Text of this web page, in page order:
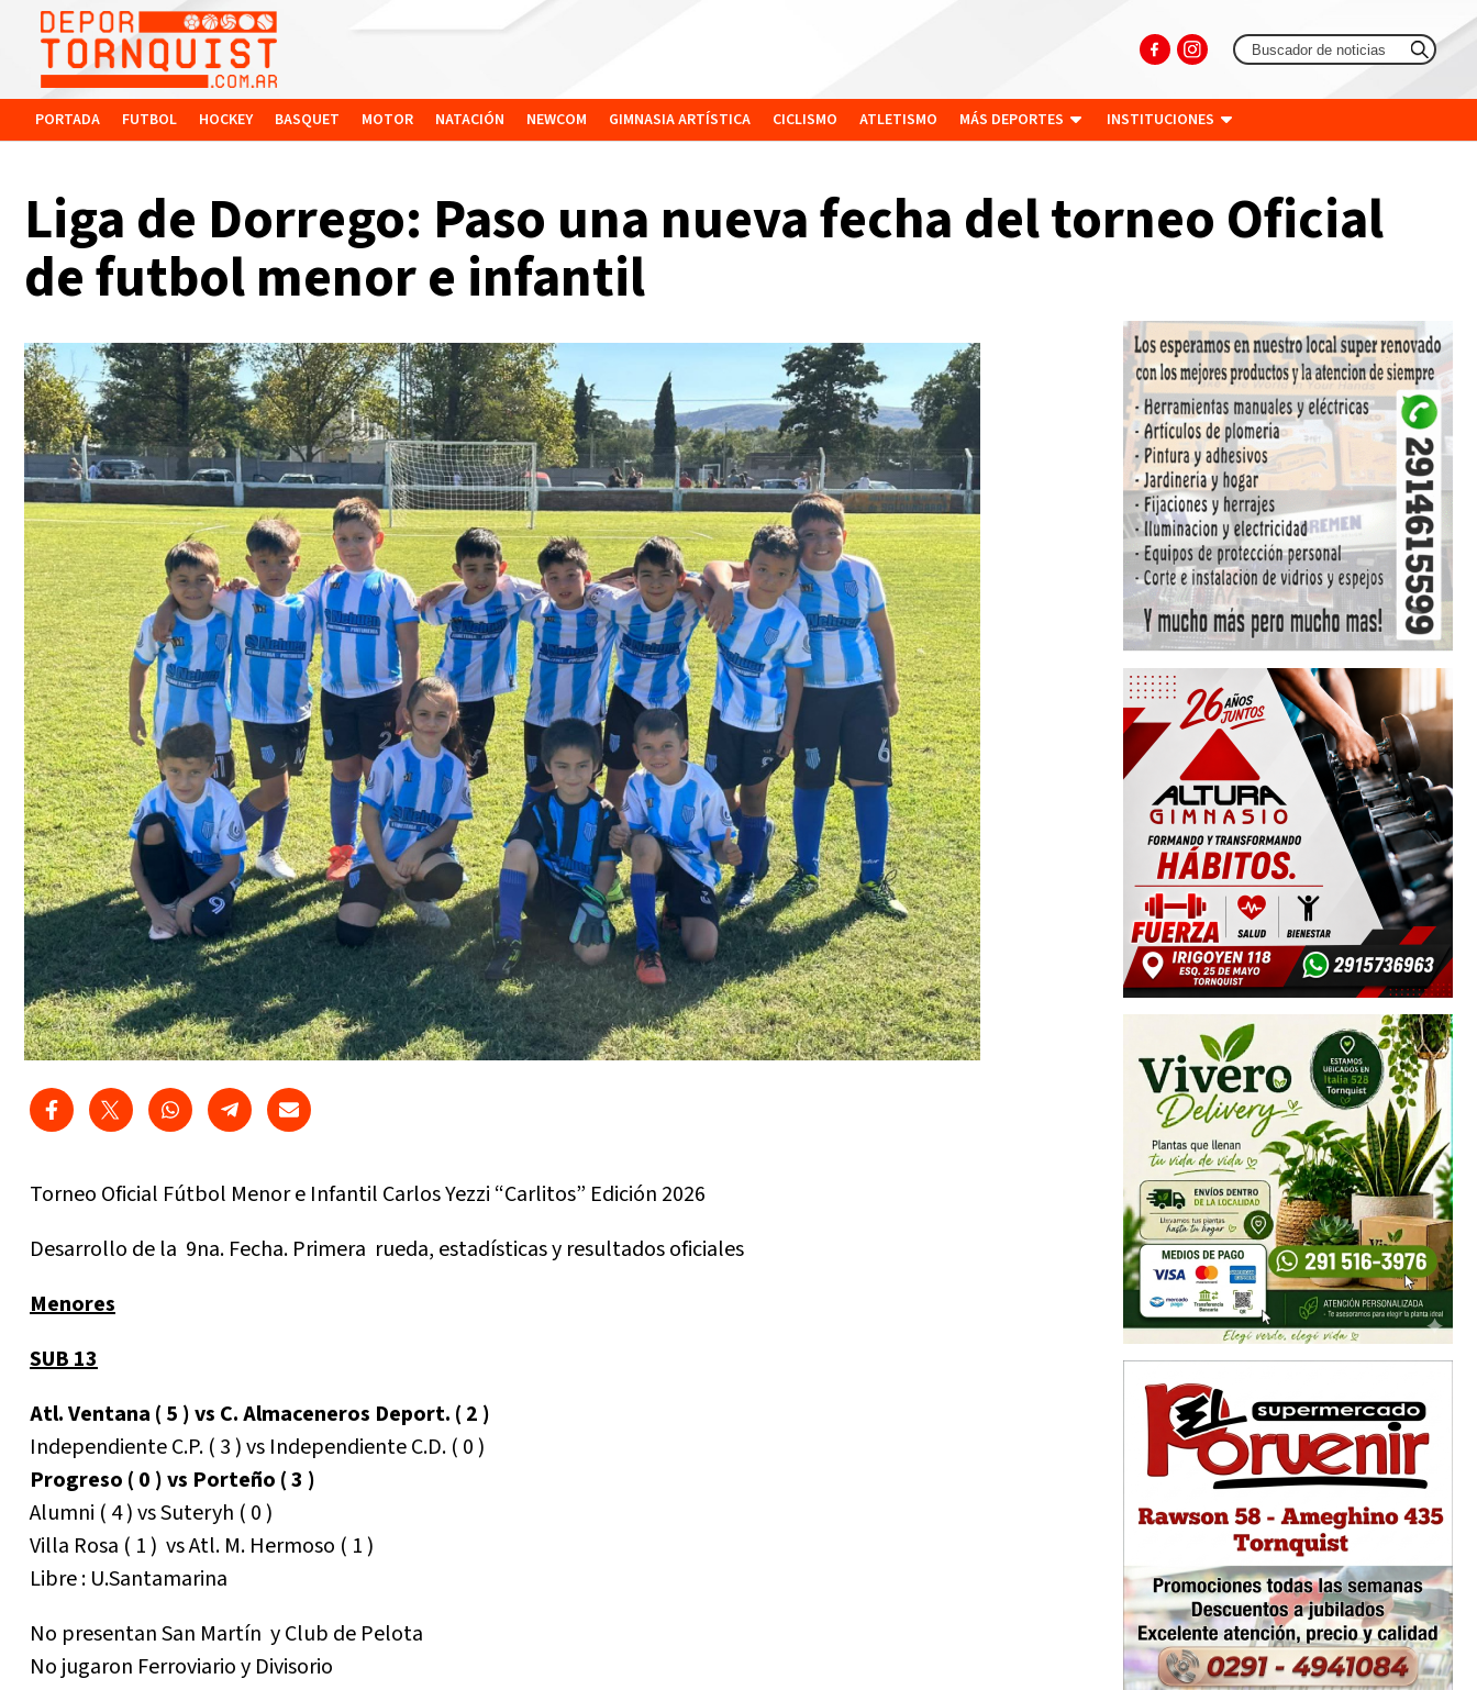
PORTADA FUTBOL HOCKEY BASQUET MOTOR NATACIÓN NEWCOM GIMNASIA ARTÍSTICA CICLISMO ATLETISMO MÁS DEPORTES INSTITUCIONES
Liga de Dorrego: Paso una nueva fecha del torneo Oficial
de futbol menor e infantil
Torneo Oficial Fútbol Menor e Infantil Carlos Yezzi “Carlitos” Edición 2026
Desarrollo de la 9na. Fecha. Primera rueda, estadísticas y resultados oficiales
Menores
SUB 13
Atl. Ventana ( 5 ) vs C. Almaceneros Deport. ( 2 )
Independiente C.P. ( 3 ) vs Independiente C.D. ( 0 )
Progreso ( 0 ) vs Porteño ( 3 )
Alumni ( 4 ) vs Suteryh ( 0 )
Villa Rosa ( 1 ) vs Atl. M. Hermoso ( 1 )
Libre : U.Santamarina
No presentan San Martín y Club de Pelota
No jugaron Ferroviario y Divisorio